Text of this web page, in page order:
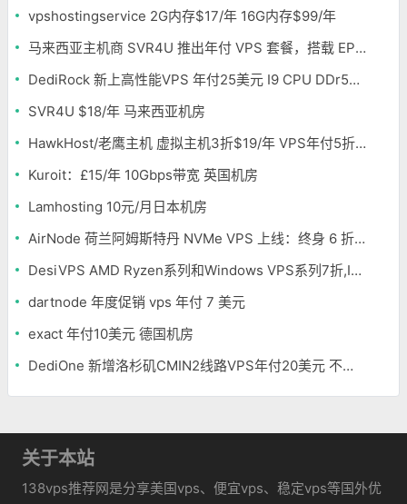
vpshostingservice 2G内存$17/年 16G内存$99/年
马来西亚主机商 SVR4U 推出年付 VPS 套餐，搭载 EPYC/至强铂金，支持支付宝
DediRock 新上高性能VPS 年付25美元 I9 CPU DDr5内存 纽约机房
SVR4U $18/年 马来西亚机房
HawkHost/老鹰主机 虚拟主机3折$19/年 VPS年付5折$25/年
Kuroit：£15/年 10Gbps带宽 英国机房
Lamhosting 10元/月日本机房
AirNode 荷兰阿姆斯特丹 NVMe VPS 上线：终身 6 折，€1.99/月起，2.5Tbit/s DDoS 防护
DesiVPS AMD Ryzen系列和Windows VPS系列7折,Intel系列年付11.6美元
dartnode 年度促销 vps 年付 7 美元
exact 年付10美元 德国机房
DediOne 新增洛杉矶CMIN2线路VPS年付20美元 不限流量
关于本站
138vps推荐网是分享美国vps、便宜vps、稳定vps等国外优